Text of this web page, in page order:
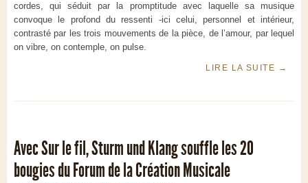
cordes, qui séduit par la promptitude avec laquelle sa musique
convoque le profond du ressenti -ici celui, personnel et intérieur,
contrasté par les trois mouvements de la pièce, de l’amour, par lequel
on vibre, on contemple, on pulse.
LIRE LA SUITE →
Avec Sur le fil, Sturm und Klang souffle les 20
bougies du Forum de la Création Musicale